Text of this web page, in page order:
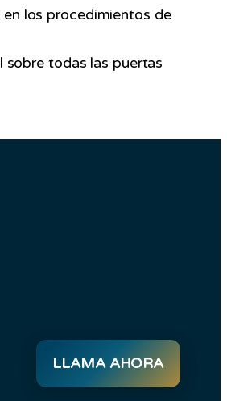
los procedimientos de
sobre todas las puertas
LLAMA AHORA